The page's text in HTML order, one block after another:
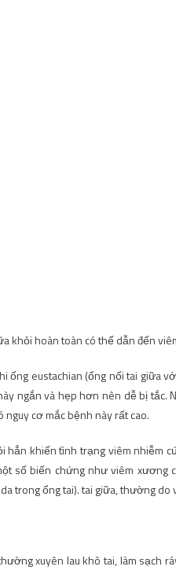
khỏi hoàn toàn có thể dẫn đến
ống eustachian (ống nối tai giữa
ngắn và hẹp hơn nên dễ bị
nguy cơ mắc bệnh này rất cao.
hẳn khiến tình trạng viêm nhiễm
số biến chứng như viêm xương
trong ống tai). tai giữa, thường do
xuyên lau khô tai, làm sạch